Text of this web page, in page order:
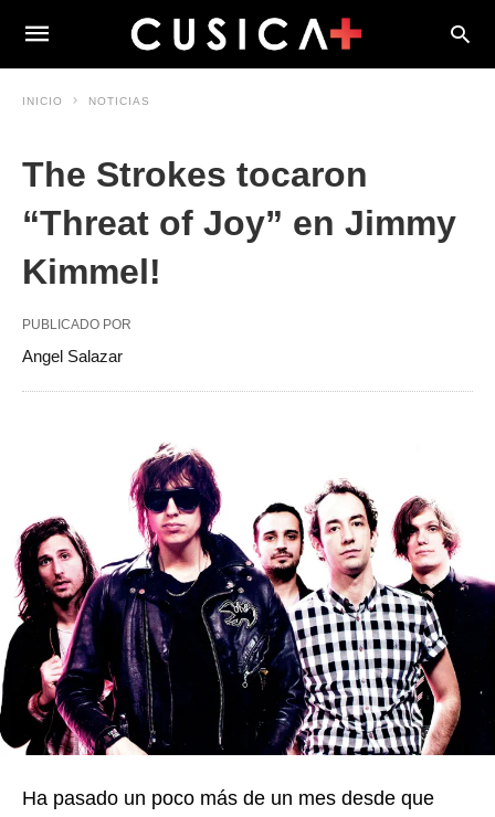
INICIO NOTICIAS
The Strokes tocaron
“Threat of Joy” en Jimmy
Kimmel!
PUBLICADO POR
Angel Salazar
Ha pasado un poco más de un mes desde que